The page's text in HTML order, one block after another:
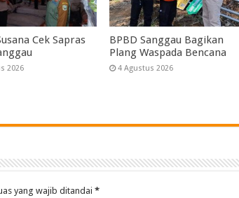
Cek Sapras
2026
BPBD Sanggau Bagikan
Plang Waspada Bencana
4 Agustus 2026
yang wajib ditandai *